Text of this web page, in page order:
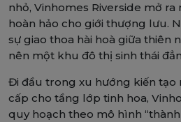
nhỏ, Vinhomes Riverside mở
hoàn hảo cho giới thượng lưu.
sự giao thoa hài hoà giữa thiên
nên một khu đô thị sinh thái
Đi đầu trong xu hướng kiến
cấp cho tầng lớp tinh hoa,
quy hoạch theo mô hình